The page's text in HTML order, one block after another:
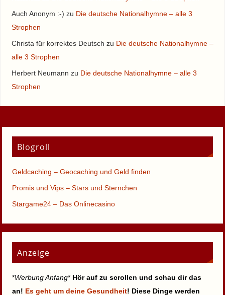
Auch Anonym :-) zu Die deutsche Nationalhymne – alle 3
Strophen
Christa für korrektes Deutsch zu Die deutsche Nationalhymne –
alle 3 Strophen
Herbert Neumann zu Die deutsche Nationalhymne – alle 3
Strophen
Blogroll
Geldcaching – Geocaching und Geld finden
Promis und Vips – Stars und Sternchen
Stargame24 – Das Onlinecasino
Anzeige
*Werbung Anfang* Hör auf zu scrollen und schau dir das
an! Es geht um deine Gesundheit! Diese Dinge werden